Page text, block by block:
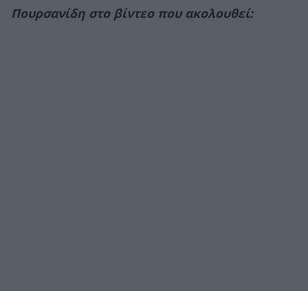
Πουρσανίδη στο βίντεο που ακολουθεί: